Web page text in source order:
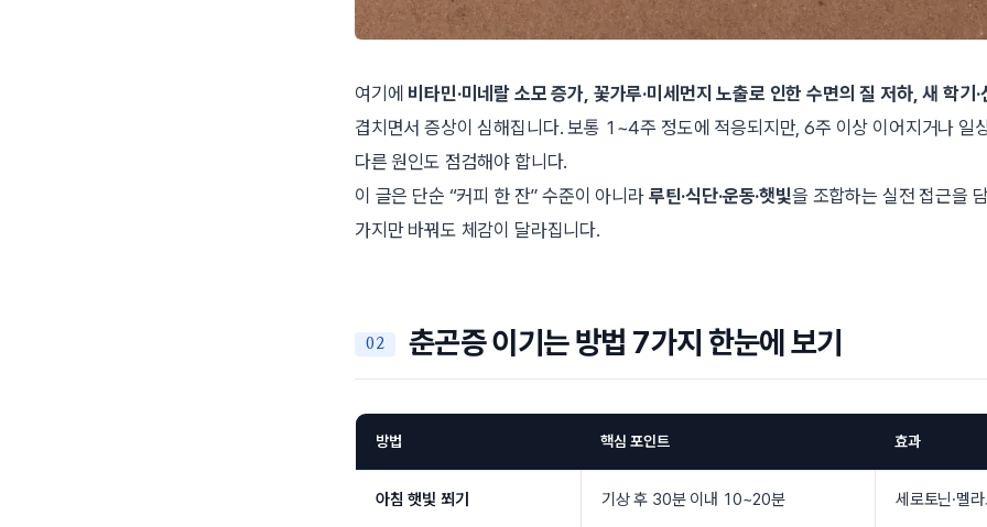
여기에 비타민·미네랄 소모 증가, 꽃가루·미세먼지 노출로 인한 수면의 질 저하, 새 학기
겹치면서 증상이 심해집니다. 보통 1~4주 정도에 적응되지만, 6주 이상 이어지거나 일
다른 원인도 점검해야 합니다.
이 글은 단순 “커피 한 잔” 수준이 아니라 루틴·식단·운동·햇빛을 조합하는 실전 접근을
가지만 바꿔도 체감이 달라집니다.
춘곤증 이기는 방법 7가지 한눈에 보기
방법 핵심 포인트 효과
아침 햇빛 쬐기 기상 후 30분 이내 10~20분 세로토닌·멜